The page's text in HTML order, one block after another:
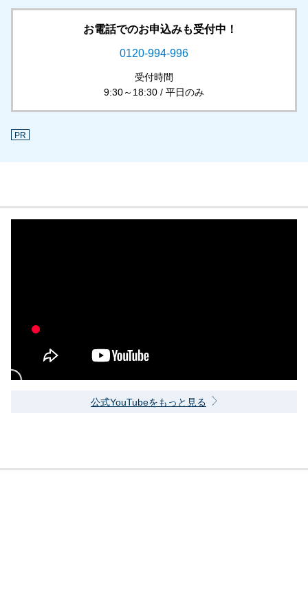
お電話でのお申込みも受付中！
0120-994-996
受付時間
9:30～18:30 / 平日のみ
PR
公式YouTubeをもっと見る